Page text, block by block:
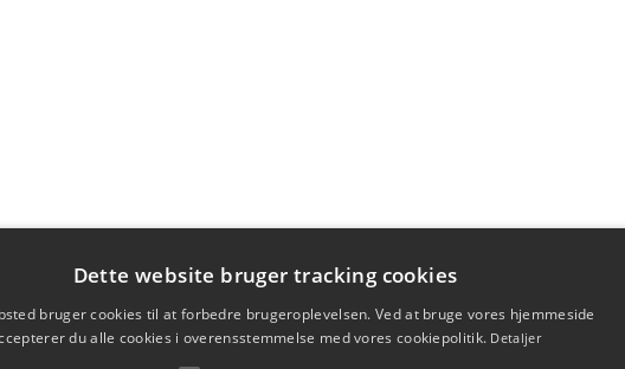
Dette website bruger tracking cookies
bruger cookies til at forbedre brugeroplevelsen. Ved at bruge vores hjemmeside
du alle cookies i overensstemmelse med vores cookiepolitik. Detaljer